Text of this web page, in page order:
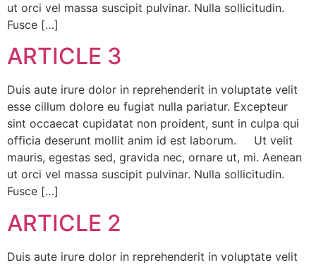
ut orci vel massa suscipit pulvinar. Nulla sollicitudin.
Fusce […]
ARTICLE 3
Duis aute irure dolor in reprehenderit in voluptate velit
esse cillum dolore eu fugiat nulla pariatur. Excepteur
sint occaecat cupidatat non proident, sunt in culpa qui
officia deserunt mollit anim id est laborum. Ut velit
mauris, egestas sed, gravida nec, ornare ut, mi. Aenean
ut orci vel massa suscipit pulvinar. Nulla sollicitudin.
Fusce […]
ARTICLE 2
Duis aute irure dolor in reprehenderit in voluptate velit